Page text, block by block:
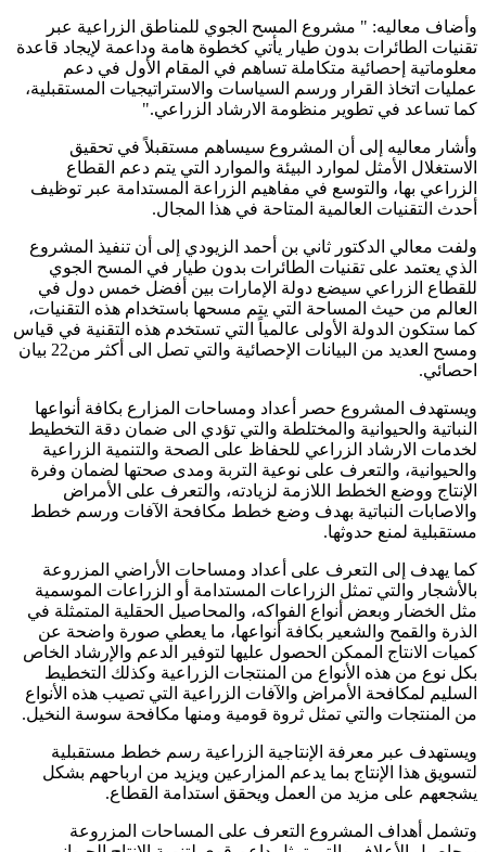
وأضاف معاليه: " مشروع المسح الجوي للمناطق الزراعية عبر
تقنيات الطائرات بدون طيار يأتي كخطوة هامة وداعمة لإيجاد قاعدة
معلوماتية إحصائية متكاملة تساهم في المقام الأول في دعم
عمليات اتخاذ القرار ورسم السياسات والاستراتيجيات المستقبلية،
كما تساعد في تطوير منظومة الارشاد الزراعي."
وأشار معاليه إلى أن المشروع سيساهم مستقبلاً في تحقيق
الاستغلال الأمثل لموارد البيئة والموارد التي يتم دعم القطاع
الزراعي بها، والتوسع في مفاهيم الزراعة المستدامة عبر توظيف
أحدث التقنيات العالمية المتاحة في هذا المجال.
ولفت معالي الدكتور ثاني بن أحمد الزيودي إلى أن تنفيذ المشروع
الذي يعتمد على تقنيات الطائرات بدون طيار في المسح الجوي
للقطاع الزراعي سيضع دولة الإمارات بين أفضل خمس دول في
العالم من حيث المساحة التي يتم مسحها باستخدام هذه التقنيات،
كما ستكون الدولة الأولى عالمياً التي تستخدم هذه التقنية في قياس
ومسح العديد من البيانات الإحصائية والتي تصل الى أكثر من22 بيان
احصائي.
ويستهدف المشروع حصر أعداد ومساحات المزارع بكافة أنواعها
النباتية والحيوانية والمختلطة والتي تؤدي الى ضمان دقة التخطيط
لخدمات الارشاد الزراعي للحفاظ على الصحة والتنمية الزراعية
والحيوانية، والتعرف على نوعية التربة ومدى صحتها لضمان وفرة
الإنتاج ووضع الخطط اللازمة لزيادته، والتعرف على الأمراض
والاصابات النباتية بهدف وضع خطط مكافحة الآفات ورسم خطط
مستقبلية لمنع حدوثها.
كما يهدف إلى التعرف على أعداد ومساحات الأراضي المزروعة
بالأشجار والتي تمثل الزراعات المستدامة أو الزراعات الموسمية
مثل الخضار وبعض أنواع الفواكه، والمحاصيل الحقلية المتمثلة في
الذرة والقمح والشعير بكافة أنواعها، ما يعطي صورة واضحة عن
كميات الانتاج الممكن الحصول عليها لتوفير الدعم والإرشاد الخاص
بكل نوع من هذه الأنواع من المنتجات الزراعية وكذلك التخطيط
السليم لمكافحة الأمراض والآفات الزراعية التي تصيب هذه الأنواع
من المنتجات والتي تمثل ثروة قومية ومنها مكافحة سوسة النخيل.
ويستهدف عبر معرفة الإنتاجية الزراعية رسم خطط مستقبلية
لتسويق هذا الإنتاج بما يدعم المزارعين ويزيد من ارباحهم بشكل
يشجعهم على مزيد من العمل ويحقق استدامة القطاع.
وتشمل أهداف المشروع التعرف على المساحات المزروعة